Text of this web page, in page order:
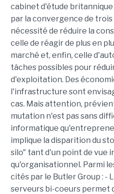
cabinet d'étude britannique
par la convergence de trois
nécessité de réduire la
celle de réagir de plus en
marché et, enfin, celle
tâches possibles pour
d'exploitation. Des
l'infrastructure sont
cas. Mais attention,
mutation n'est pas sans
informatique
implique la disparition du
silo" tant d'un point de vue
qu'organisationnel. Parmi
cités par le Butler Group : -
serveurs bi-coeurs permet